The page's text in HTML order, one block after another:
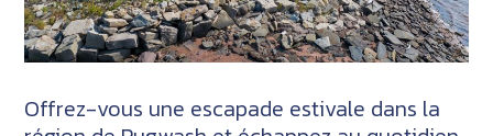
Offrez-vous une escapade estivale dans la